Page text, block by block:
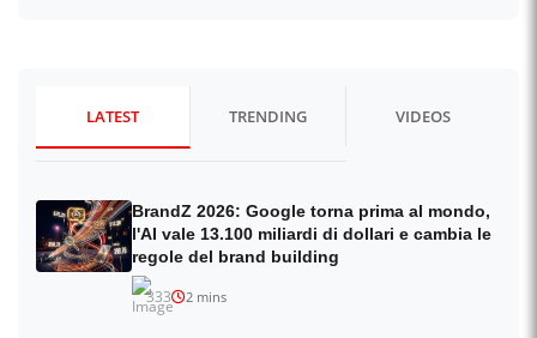
LATEST TRENDING VIDEOS
BrandZ 2026: Google torna prima al mondo,
l'AI vale 13.100 miliardi di dollari e cambia le
regole del brand building
333 2 mins